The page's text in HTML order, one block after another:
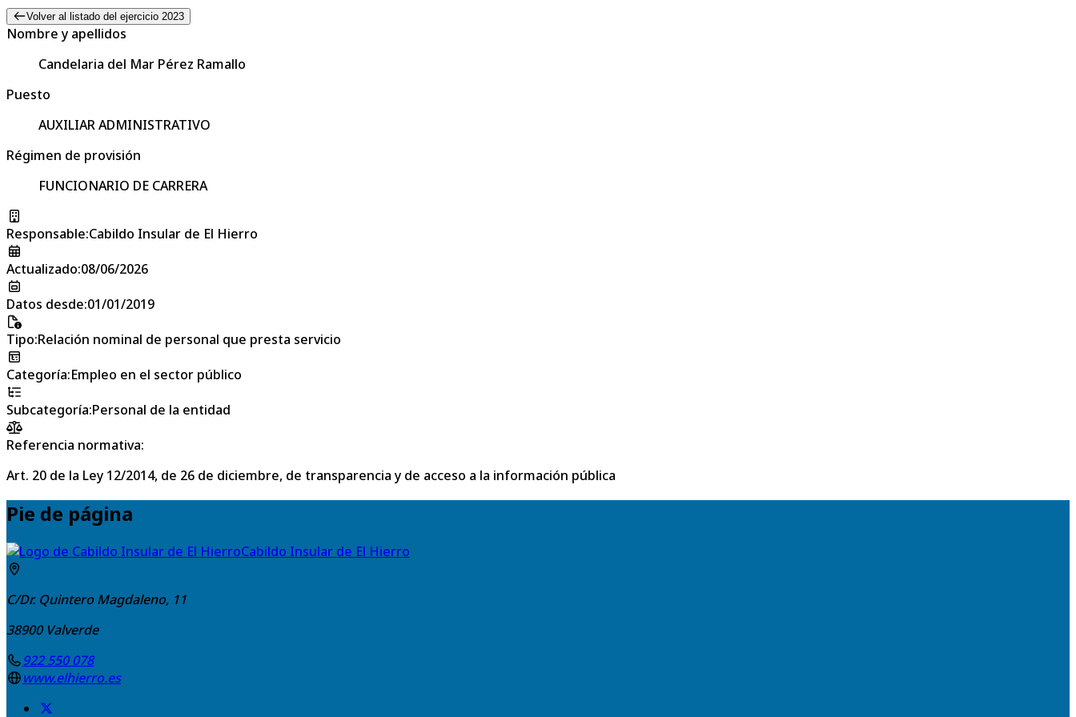
Volver al listado del ejercicio 2023
Nombre y apellidos
Candelaria del Mar Pérez Ramallo
Puesto
AUXILIAR ADMINISTRATIVO
Régimen de provisión
FUNCIONARIO DE CARRERA
Responsable:Cabildo Insular de El Hierro
Actualizado:08/06/2026
Datos desde:01/01/2019
Tipo:Relación nominal de personal que presta servicio
Categoría:Empleo en el sector público
Subcategoría:Personal de la entidad
Referencia normativa:
Art. 20 de la Ley 12/2014, de 26 de diciembre, de transparencia y de acceso a la información pública
Pie de página
Cabildo Insular de El Hierro
C/Dr. Quintero Magdaleno, 11
38900 Valverde
922 550 078
www.elhierro.es